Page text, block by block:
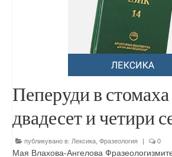
Пеперуди в стомаха
двадесет и четири
публикувано в: Лексика Фразеология | 0
Мая Влахова-Ангелова